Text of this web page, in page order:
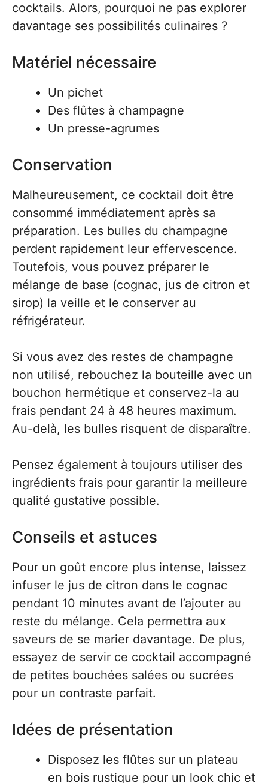
cocktails. Alors, pourquoi ne pas explorer
davantage ses possibilités culinaires ?
Matériel nécessaire
Un pichet
Des flûtes à champagne
Un presse-agrumes
Conservation
Malheureusement, ce cocktail doit être
consommé immédiatement après sa
préparation. Les bulles du champagne
perdent rapidement leur effervescence.
Toutefois, vous pouvez préparer le
mélange de base (cognac, jus de citron et
sirop) la veille et le conserver au
réfrigérateur.
Si vous avez des restes de champagne
non utilisé, rebouchez la bouteille avec un
bouchon hermétique et conservez-la au
frais pendant 24 à 48 heures maximum.
Au-delà, les bulles risquent de disparaître.
Pensez également à toujours utiliser des
ingrédients frais pour garantir la meilleure
qualité gustative possible.
Conseils et astuces
Pour un goût encore plus intense, laissez
infuser le jus de citron dans le cognac
pendant 10 minutes avant de l’ajouter au
reste du mélange. Cela permettra aux
saveurs de se marier davantage. De plus,
essayez de servir ce cocktail accompagné
de petites bouchées salées ou sucrées
pour un contraste parfait.
Idées de présentation
Disposez les flûtes sur un plateau
en bois rustique pour un look chic et